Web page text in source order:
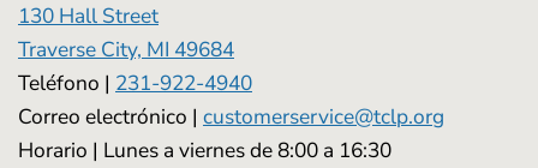
130 Hall Street
Traverse City, MI 49684
Teléfono | 231-922-4940
Correo electrónico | customerservice@tclp.org
Horario | Lunes a viernes de 8:00 a 16:30